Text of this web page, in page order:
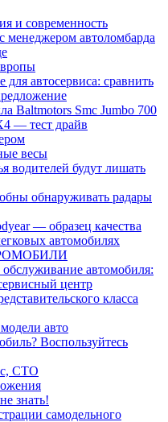
и современность
менеджером автоломбарда
автосервиса: сравнить
Baltmotors Smc Jumbo 700
— тест драйв
весы
водителей будут лишать
обнаруживать радары
— образец качества
автомобилях
автомобиля:
центр
класса
авто
Воспользуйтесь
СТО
знать!
самодельного